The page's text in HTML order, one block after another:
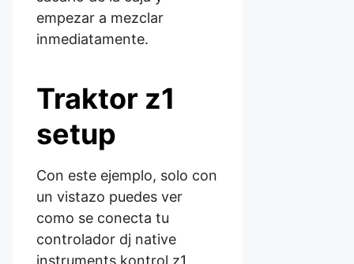
empezar a mezclar
inmediatamente.
Traktor z1
setup
Con este ejemplo, solo con
un vistazo puedes ver
como se conecta tu
controlador dj native